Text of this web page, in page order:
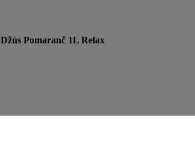
Džús Pomaranč 1L Relax